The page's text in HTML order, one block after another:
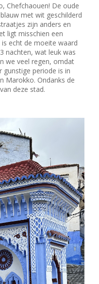
Chefchaouen! De oude
met wit geschilderd
zijn anders en
ligt misschien een
echt de moeite waard
nachten, wat leuk was
we veel regen, omdat
gunstige periode is in
Marokko. Ondanks de
deze stad.